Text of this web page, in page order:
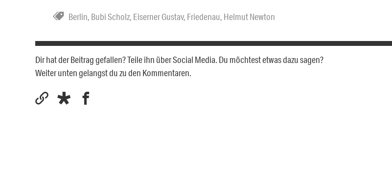
Berlin, Bubi Scholz, Eiserner Gustav, Friedenau, Helmut Newton
Dir hat der Beitrag gefallen? Teile ihn über Social Media. Du möchtest etwas dazu sagen?
Weiter unten gelangst du zu den Kommentaren.